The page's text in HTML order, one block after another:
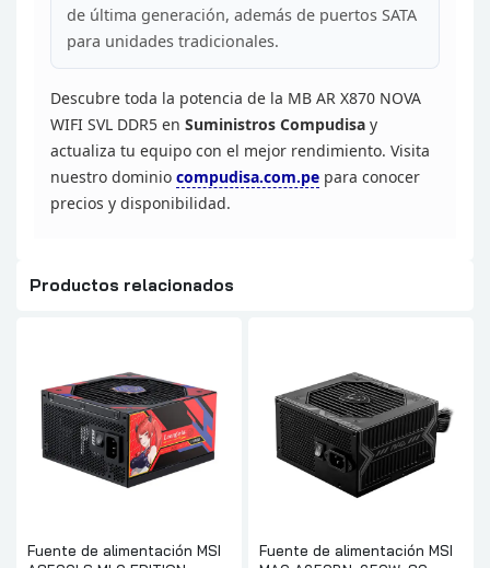
de última generación, además de puertos SATA
para unidades tradicionales.
Descubre toda la potencia de la MB AR X870 NOVA
WIFI SVL DDR5 en Suministros Compudisa y
actualiza tu equipo con el mejor rendimiento. Visita
nuestro dominio compudisa.com.pe para conocer
precios y disponibilidad.
Productos relacionados
Fuente de alimentación MSI
Fuente de alimentación MSI